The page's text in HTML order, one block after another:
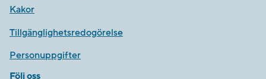
Kakor
Tillgänglighetsredogörelse
Personuppgifter
Följ oss